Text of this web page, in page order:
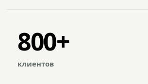
800+
клиентов